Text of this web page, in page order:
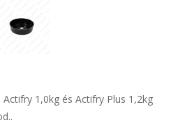
1,0kg és Actifry Plus 1,2kg